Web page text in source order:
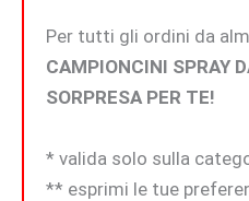
Per tutti gli ordini da
CAMPIONCINI SPRAY
SORPRESA PER TE!
* valida solo sulla
** esprimi le tue